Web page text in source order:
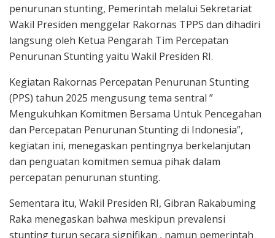
penurunan stunting, Pemerintah melalui Sekretariat
Wakil Presiden menggelar Rakornas TPPS dan dihadiri
langsung oleh Ketua Pengarah Tim Percepatan
Penurunan Stunting yaitu Wakil Presiden RI.
Kegiatan Rakornas Percepatan Penurunan Stunting
(PPS) tahun 2025 mengusung tema sentral ”
Mengukuhkan Komitmen Bersama Untuk Pencegahan
dan Percepatan Penurunan Stunting di Indonesia”,
kegiatan ini, menegaskan pentingnya berkelanjutan
dan penguatan komitmen semua pihak dalam
percepatan penurunan stunting.
Sementara itu, Wakil Presiden RI, Gibran Rakabuming
Raka menegaskan bahwa meskipun prevalensi
stunting turun secara signifikan , namun pemerintah